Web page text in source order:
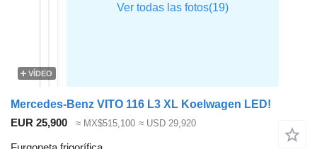
VÍDEO
Mercedes-Benz VITO 116 L3 XL Koelwagen LED!
EUR 25,900
≈ MX$515,100 ≈ USD 29,920